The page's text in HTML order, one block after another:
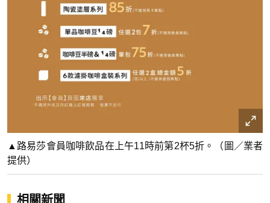
▲路易莎會員咖啡飲品在上午11時前第2杯5折。（圖／業者
提供）
相關新聞